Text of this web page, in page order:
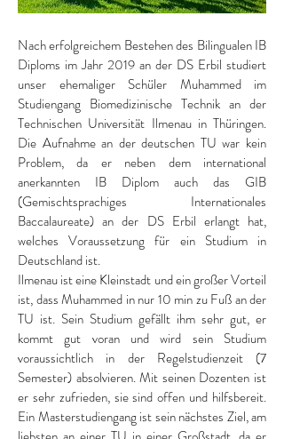
Nach erfolgreichem Bestehen des Bilingualen IB
Diploms im Jahr 2019 an der DS Erbil studiert
unser ehemaliger Schüler Muhammed im
Studiengang Biomedizinische Technik an der
Technischen Universität Ilmenau in Thüringen.
Die Aufnahme an der deutschen TU war kein
Problem, da er neben dem international
anerkannten IB Diplom auch das GIB
(Gemischtsprachiges Internationales
Baccalaureate) an der DS Erbil erlangt hat,
welches Voraussetzung für ein Studium in
Deutschland ist.
Ilmenau ist eine Kleinstadt und ein großer Vorteil
ist, dass Muhammed in nur 10 min zu Fuß an der
TU ist. Sein Studium gefällt ihm sehr gut, er
kommt gut voran und wird sein Studium
voraussichtlich in der Regelstudienzeit (7
Semester) absolvieren. Mit seinen Dozenten ist
er sehr zufrieden, sie sind offen und hilfsbereit.
Ein Masterstudiengang ist sein nächstes Ziel, am